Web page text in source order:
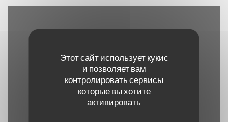
Этот сайт использует кукис
и позволяет вам
контролировать сервисы
которые вы хотите
активировать
Карта и контакты
17 RUE OUDINOT 75007 PARIS
01 43 06 88 88